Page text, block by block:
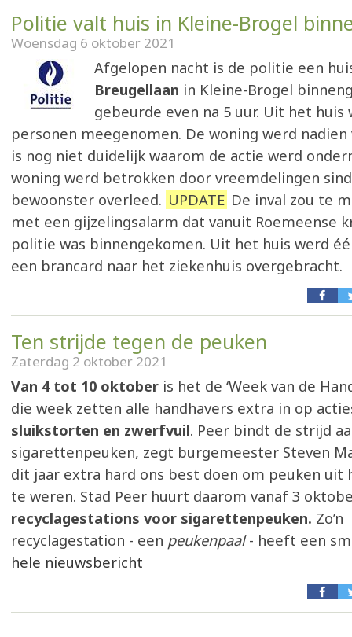
Politie valt huis in Kleine-Brogel
Woensdag 6 oktober 2021
Afgelopen nacht is de politie een
Breugellaan in Kleine-Brogel
gebeurde even na 5 uur. Uit het huis
personen meegenomen. De woning werd
is nog niet duidelijk waarom de actie werd
woning werd betrokken door vreemdelingen
bewoonster overleed. UPDATE De inval zou te
met een gijzelingsalarm dat vanuit Roemeense
politie was binnengekomen. Uit het huis werd
een brancard naar het ziekenhuis overgebracht.
Ten strijde tegen de peuken
Zaterdag 2 oktober 2021
Van 4 tot 10 oktober is het de ‘Week van de
die week zetten alle handhavers extra in op
sluikstorten en zwerfvuil. Peer bindt de strijd
sigarettenpeuken, zegt burgemeester Steven
dit jaar extra hard ons best doen om peuken uit
te weren. Stad Peer huurt daarom vanaf 3
recyclagestations voor sigarettenpeuken. Zo’n
recyclagestation - een peukenpaal- heeft een
hele nieuwsbericht